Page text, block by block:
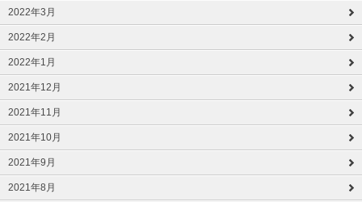
2022年3月
2022年2月
2022年1月
2021年12月
2021年11月
2021年10月
2021年9月
2021年8月